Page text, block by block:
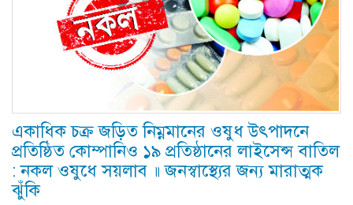
একাধিক চক্র জড়িত নিম্নমানের ওষুধ উৎপাদনে
প্রতিষ্ঠিত কোম্পানিও ১৯ প্রতিষ্ঠানের লাইসেন্স বাতিল
: নকল ওষুধে সয়লাব ॥ জনস্বাস্থ্যের জন্য মারাত্মক
ঝুঁকি